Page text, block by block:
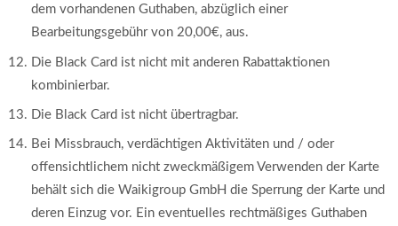
dem vorhandenen Guthaben, abzüglich einer
Bearbeitungsgebühr von 20,00€, aus.
Die Black Card ist nicht mit anderen Rabattaktionen
kombinierbar.
Die Black Card ist nicht übertragbar.
Bei Missbrauch, verdächtigen Aktivitäten und / oder
offensichtlichem nicht zweckmäßigem Verwenden der Karte
behält sich die Waikigroup GmbH die Sperrung der Karte und
deren Einzug vor. Ein eventuelles rechtmäßiges Guthaben